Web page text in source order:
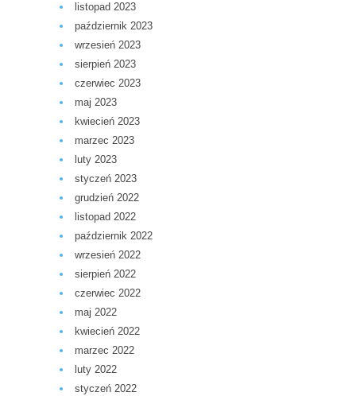
listopad 2023
październik 2023
wrzesień 2023
sierpień 2023
czerwiec 2023
maj 2023
kwiecień 2023
marzec 2023
luty 2023
styczeń 2023
grudzień 2022
listopad 2022
październik 2022
wrzesień 2022
sierpień 2022
czerwiec 2022
maj 2022
kwiecień 2022
marzec 2022
luty 2022
styczeń 2022